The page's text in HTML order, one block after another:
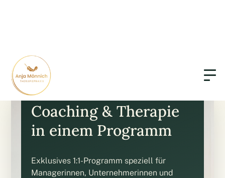
Executive Reset –
Coaching & Therapie
in einem Programm
Exklusives 1:1-Programm speziell für
Managerinnen, Unternehmerinnen und